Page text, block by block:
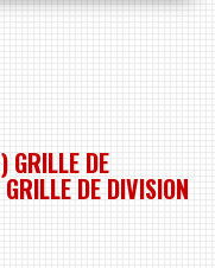
DE
DE DIVISION